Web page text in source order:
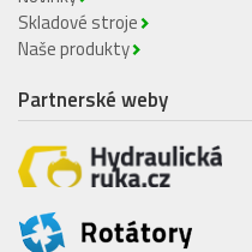
Skladové stroje
Naše produkty
Partnerské weby